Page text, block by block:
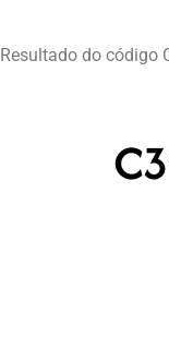
Resultado do código